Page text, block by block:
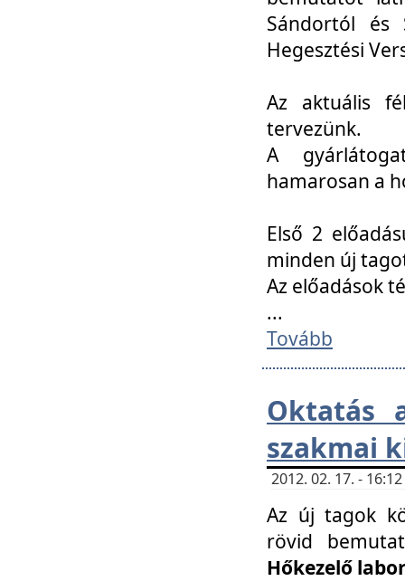
Sándortól és
Hegesztési
Az aktuális
tervezünk.
A
hamarosan a
Első 2
minden új
Az előadások
...
Tovább
Oktatás
szakmai
2012. 02. 17. -
Az új tagok
rövid
Hőkezelő